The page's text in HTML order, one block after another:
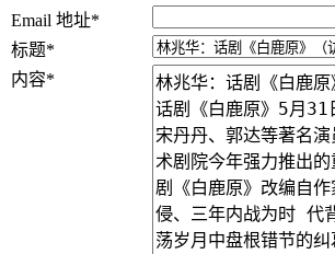
Email 地址*
标题*
内容*